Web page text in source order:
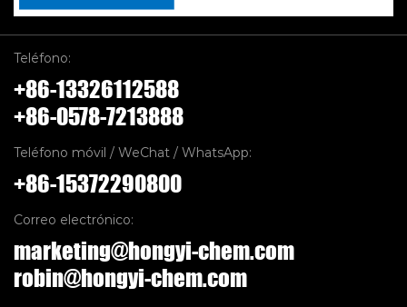
Teléfono:
+86-13326112588
+86-0578-7213888
Teléfono móvil / WeChat / WhatsApp:
+86-15372290800
Correo electrónico:
marketing@hongyi-chem.com
robin@hongyi-chem.com